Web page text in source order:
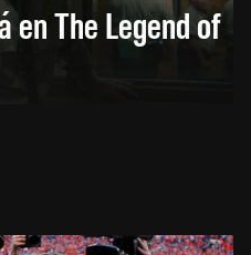
en The Legend of